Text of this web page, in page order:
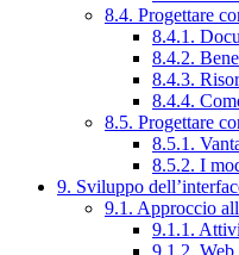
8.4. Progettare
8.4.1.
8.4.2.
8.4.3.
8.4.4.
8.5. Progettare
8.5.1.
8.5.2. I
9. Sviluppo
9.1. Approccio
9.1.1.
9.1.2. Web